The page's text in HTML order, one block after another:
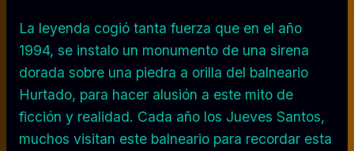
La leyenda cogió tanta fuerza que en el año
1994, se instalo un monumento de una sirena
dorada sobre una piedra a orilla del balneario
Hurtado, para hacer alusión a este mito de
ficción y realidad. Cada año los Jueves Santos,
muchos visitan este balneario para recordar esta